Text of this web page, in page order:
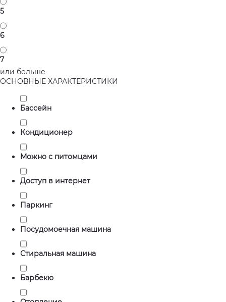
5
6
7
или больше
ОСНОВНЫЕ ХАРАКТЕРИСТИКИ
Бассейн
Кондиционер
Можно с питомцами
Доступ в интернет
Паркинг
Посудомоечная машина
Стиральная машина
Барбекю